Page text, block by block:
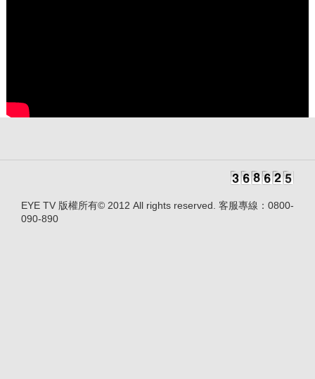
EYE TV 版權所有© 2012 All rights reserved. 客服專線：0800-
090-890